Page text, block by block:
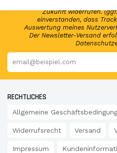
Zukunft widerrufen.
einverstanden, dass
Auswertung meines
Der Newsletter-Versand
RECHTLICHES
Allgemeine
Widerrufsrecht Versand
Impressum